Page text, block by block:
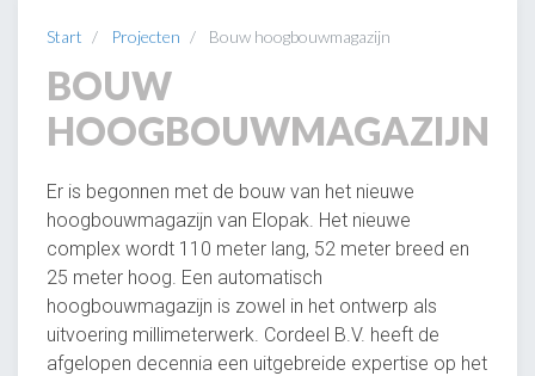
Start Projecten Bouw hoogbouwmagazijn
BOUW
HOOGBOUWMAGAZIJN
Er is begonnen met de bouw van het nieuwe
hoogbouwmagazijn van Elopak. Het nieuwe
complex wordt 110 meter lang, 52 meter breed en
25 meter hoog. Een automatisch
hoogbouwmagazijn is zowel in het ontwerp als
uitvoering millimeterwerk. Cordeel B.V. heeft de
afgelopen decennia een uitgebreide expertise op het